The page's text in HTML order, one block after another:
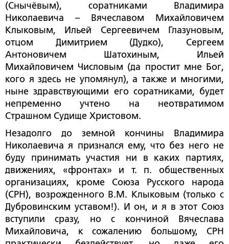
(Снычёвым), соратниками Владимира
Николаевича – Вячеславом Михайловичем
Клыковым, Ильей Сергеевичем Глазуновым,
отцом Димитрием (Дудко), Сергеем
Антоновичем Шатохиным, Ильей
Михайловичем Числовым (да простит мне Бог,
кого я здесь не упомянул), а также и многими,
ныне здравствующими его соратниками, будет
непременно учтено на неотвратимом
Страшном Судище Христовом.
Незадолго до земной кончины Владимира
Николаевича я признался ему, что без него не
буду принимать участия ни в каких партиях,
движениях, «фронтах» и т. п. общественных
организациях, кроме Союза Русского народа
(СРН), возрожденного В.М. Клыковым (только с
Дубровинским уставом!). И он, и я в этот Союз
вступили сразу, но с кончиной Вячеслава
Михайловича, к сожалению большому, СРН